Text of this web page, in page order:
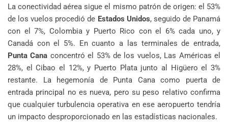
La conectividad aérea sigue el mismo patrón de origen: el 53%
de los vuelos procedió de Estados Unidos, seguido de Panamá
con el 7%, Colombia y Puerto Rico con el 6% cada uno, y
Canadá con el 5%. En cuanto a las terminales de entrada,
Punta Cana concentró el 53% de los vuelos, Las Américas el
28%, el Cibao el 12%, y Puerto Plata junto al Higüero el 3%
restante. La hegemonía de Punta Cana como puerta de
entrada principal no es nueva, pero su peso relativo confirma
que cualquier turbulencia operativa en ese aeropuerto tendría
un impacto desproporcionado en las estadísticas nacionales.